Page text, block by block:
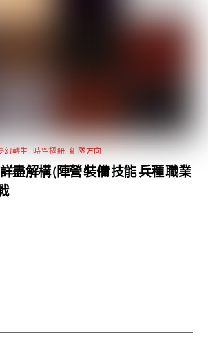
幻轉生 時空樞紐 ,組隊方向
盡解構 (陣營 裝備 技能 兵種 職業